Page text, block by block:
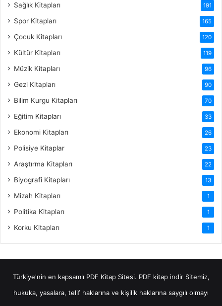
Sağlık Kitapları 191
Spor Kitapları 165
Çocuk Kitapları 120
Kültür Kitapları 119
Müzik Kitapları 96
Gezi Kitapları 90
Bilim Kurgu Kitapları 70
Eğitim Kitapları 33
Ekonomi Kitapları 26
Polisiye Kitaplar 23
Araştırma Kitapları 22
Biyografi Kitapları 13
Mizah Kitapları 1
Politika Kitapları 1
Korku Kitapları 1
Türkiye'nin en kapsamlı PDF Kitap Sitesi. PDF kitap indirSitemiz,
hukuka, yasalara, telif haklarına ve kişilik haklarına saygılı olmayı